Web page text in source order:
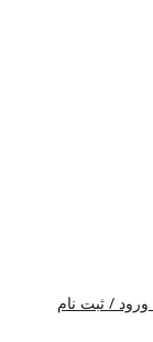
ورود / ثبت نام